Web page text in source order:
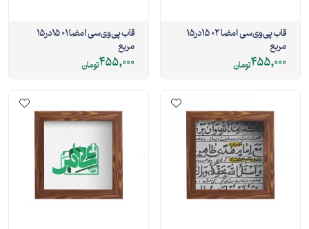
قاب پی‌وی‌سی امضا 02 15در15
مربع
455,000تومان
قاب پی‌وی‌سی امضا 01 15در15
مربع
455,000تومان